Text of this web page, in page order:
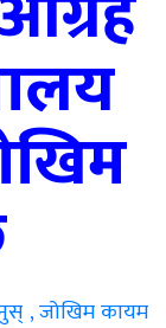
, जोखिम कायम